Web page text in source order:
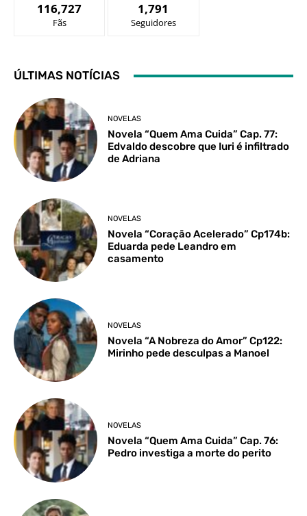
116,727
Fãs
1,791
Seguidores
ÚLTIMAS NOTÍCIAS
NOVELAS
Novela “Quem Ama Cuida” Cap. 77:
Edvaldo descobre que Iuri é infiltrado
de Adriana
NOVELAS
Novela “Coração Acelerado” Cp174b:
Eduarda pede Leandro em
casamento
NOVELAS
Novela “A Nobreza do Amor” Cp122:
Mirinho pede desculpas a Manoel
NOVELAS
Novela “Quem Ama Cuida” Cap. 76:
Pedro investiga a morte do perito